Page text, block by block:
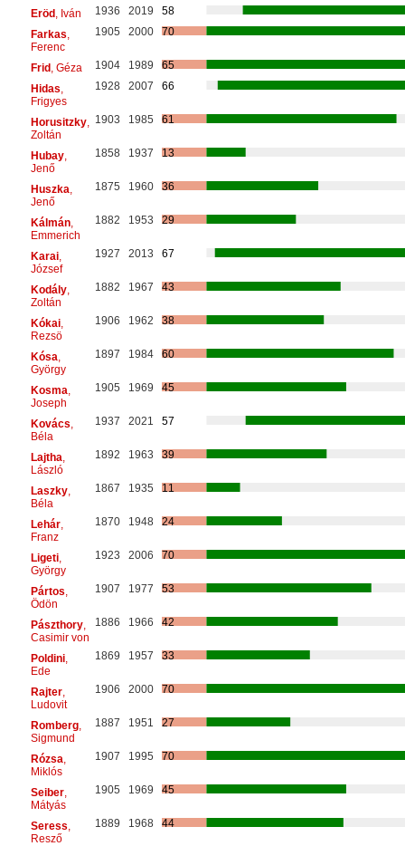
Eröd, Iván 1936 2019
58
Farkas
Ferenc
1905 2000 70
Frid, Géza 1904 1989
65
Hidas
Frigyes
1928 2007 66
Horusitzky,
Zoltán
1903 1985 61
Hubay,
Jenő
1858 1937 13
Huszka
Jenő
1875 1960 36
Kálmán,
Emmerich
1882 1953 29
Karai,
József
1927 2013 67
Kodály,
Zoltán
1882 1967 43
Kókai,
Rezsö
1906 1962 38
Kósa
György
1897 1984 60
Kosma
Joseph
1905 1969 45
Kovács
Béla
1937 2021 57
Lajtha
László
1892 1963 39
Laszky,
Béla
1867 1935 11
Lehár,
Franz
1870 1948 24
Ligeti,
György
1923 2006 70
Pártos
Ödön
1907 1977 53
Pászthory,
Casimir von
1886 1966 42
Poldini,
Ede
1869 1957 33
Rajter,
Ludovit
1906 2000 70
Romberg,
Sigmund
1887 1951 27
Rózsa
Miklós
1907 1995 70
Seiber,
Mátyás
1905 1969 45
Seress
Resző
1889 1968 44